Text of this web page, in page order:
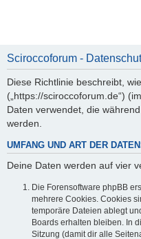
Sciroccoforum -
Diese Richtlinie beschreibt,
(„https://sciroccoforum.de“)
Daten verwendet, die
werden.
UMFANG UND ART DER
Deine Daten werden auf vier
Die Forensoftware phpBB
mehrere Cookies. Cookies
temporäre Dateien ablegt
Boards erhalten bleiben. In
Sitzung (damit dir alle